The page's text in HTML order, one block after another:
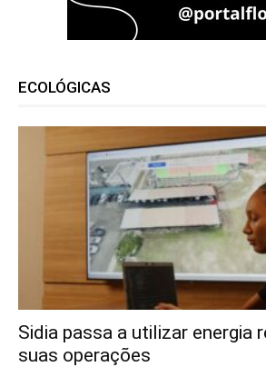
ECOLÓGICAS
Sidia passa a utilizar energia
suas operações